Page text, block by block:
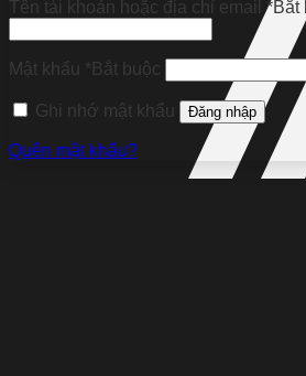
Tên tài khoản hoặc địa chỉ email*Bắt
Mật khẩu * Bắt buộc
Ghi nhớ mật khẩu Đăng nhập
Quên mật khẩu?